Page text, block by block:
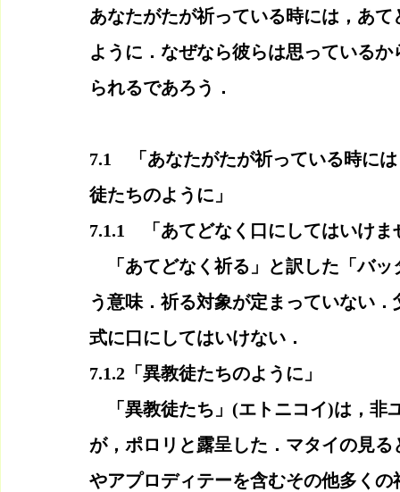
あなたがたが祈っている時には，あ
ように．なぜなら彼らは思っている
られるであろう．
7.1　「あなたがたが祈っている時に
徒たちのように」
7.1.1　「あてどなく口にしてはいけま
「あてどなく祈る」と訳した「バッ
う意味．祈る対象が定まっていない
式に口にしてはいけない．
7.1.2「異教徒たちのように」
「異教徒たち」(エトニコイ)は，非
が，ポロリと露呈した．マタイの見
やアプロディテーを含むその他多く